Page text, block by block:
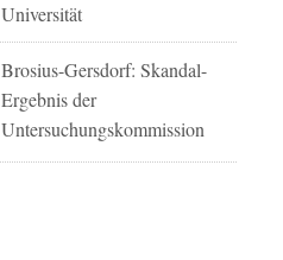
Universität
Brosius-Gersdorf: Skandal-
Ergebnis der
Untersuchungskommission